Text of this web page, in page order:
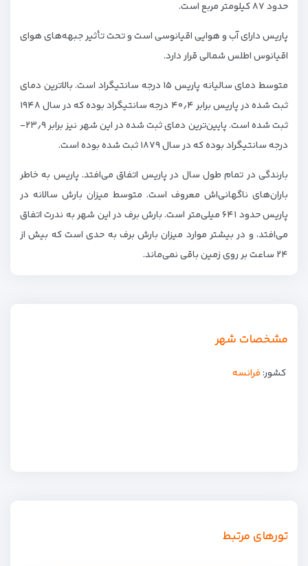
حدود ۸۷ کیلومتر مربع است.
پاریس دارای آب و هوایی اقیانوسی است و تحت تأثیر جبهه‌های هوای
اقیانوس اطلس شمالی قرار دارد.
متوسط دمای سالیانه پاریس ۱۵ درجه سانتیگراد است. بالاترین دمای
ثبت شده در پاریس برابر ۴۰٫۴ درجه سانتیگراد بوده که در سال ۱۹۴۸
ثبت شده است. پایین‌ترین دمای ثبت شده در این شهر نیز برابر ۲۳٫۹-
درجه سانتیگراد بوده که در سال ۱۸۷۹ ثبت شده بوده است.
بارندگی در تمام طول سال در پاریس اتفاق می‌افتد. پاریس به خاطر
باران‌های ناگهانی‌اش معروف است. متوسط میزان بارش سالانه در
پاریس حدود ۶۴۱ میلی‌متر است. بارش برف در این شهر به ندرت اتفاق
می‌افتد، و در بیشتر موارد میزان بارش برف به حدی است که بیش از
۲۴ ساعت بر روی زمین باقی نمی‌ماند.
مشخصات شهر
کشور:فرانسه
تورهای مرتبط